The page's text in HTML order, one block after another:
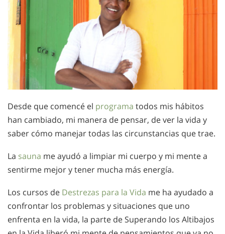
Desde que comencé el programa todos mis hábitos
han cambiado, mi manera de pensar, de ver la vida y
saber cómo manejar todas las circunstancias que trae.
La sauna me ayudó a limpiar mi cuerpo y mi mente a
sentirme mejor y tener mucha más energía.
Los cursos de Destrezas para la Vida me ha ayudado a
confrontar los problemas y situaciones que uno
enfrenta en la vida, la parte de Superando los Altibajos